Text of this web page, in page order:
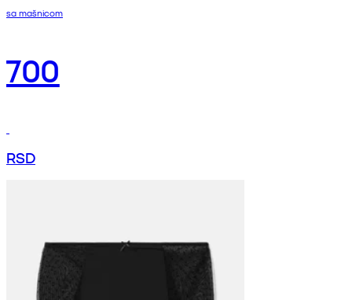
sa mašnicom
700
RSD